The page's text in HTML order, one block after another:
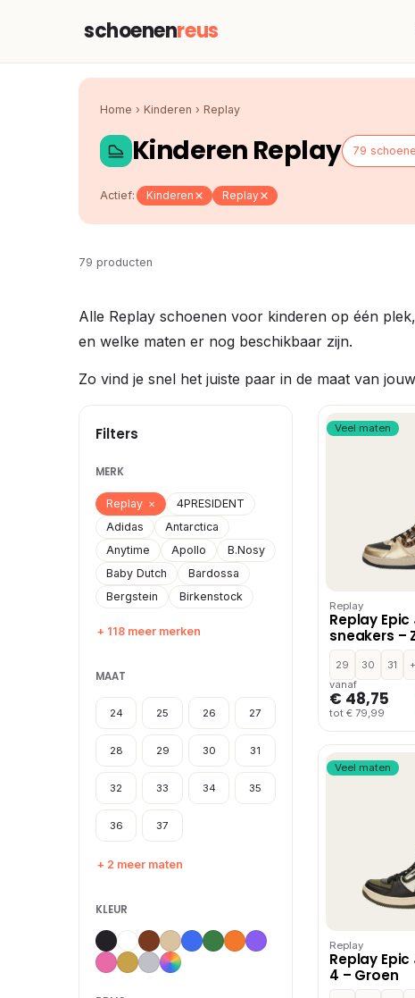
schoenenreus
Home › Kinderen › Replay
Kinderen Replay 79
Actief: Kinderen Replay
79 producten
Alle Replay schoenen voor kinderen op één
en welke maten er nog beschikbaar zijn.
Zo vind je snel het juiste paar in de maat van
Filters
MERK
Replay ×
4PRESIDENT
Adidas
Antarctica
Anytime
Apollo
B.Nosy
Baby Dutch
Bardossa
Bergstein
Birkenstock
+ 118 meer merken
MAAT
24 25 26 27
28 29 30 31
32 33 34 35
36 37
+ 2 meer maten
KLEUR
Veel maten
Replay
Replay
sneakers –
29 30 31
vanaf
€ 48,75
tot € 79,99
Veel maten
Replay
Replay Epic
4 – Groen